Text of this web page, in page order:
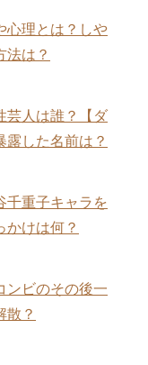
心理とは？しや
法は？
芸人は誰？【ダ
露した名前は？
千重子キャラを
かけは何？
ンビのその後一
散？